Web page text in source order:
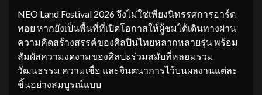
NEO Land Festival 2026 จึงไม่ใช่เพียงนิทรรศการอาร์ต
ทอย หากยังเป็นพื้นที่ที่เปิดโอกาสให้ผู้ชมได้เดินทางผ่าน
ความคิดสร้างสรรค์ของศิลปินไทยหลากหลายรุ่น พร้อม
สัมผัสความงดงามของศิลปะร่วมสมัยที่หลอมรวม
วัฒนธรรม ความเชื่อ และจินตนาการไว้บนผลงานแต่ละ
ชิ้นอย่างสมบูรณ์แบบ